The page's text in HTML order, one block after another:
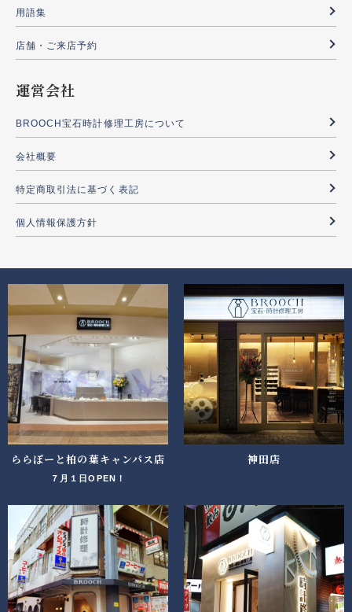
用語集
店舗・ご来店予約
運営会社
BROOCH宝石時計修理工房について
会社概要
特定商取引法に基づく表記
個人情報保護方針
ららぽーと柏の葉キャンパス店
７月１日OPEN！
神田店